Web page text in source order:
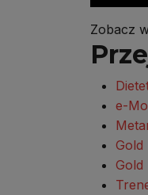
Zobacz
e-
Gold
Gold